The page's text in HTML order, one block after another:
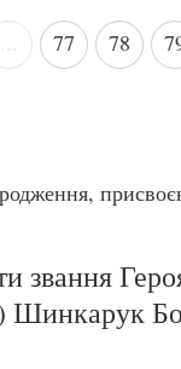
77 78
звання
Шинкарук